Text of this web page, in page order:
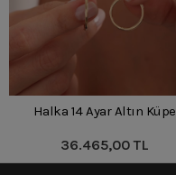
Halka 14 Ayar Altın Küpe
36.465,00 TL